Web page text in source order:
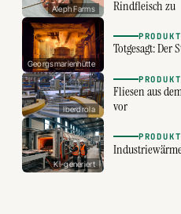
Aleph Farms
Rindfleisch zu
Georgsmarienhütte
Totgesagt: Der
Iberdrola
Fliesen aus
vor
KI-generiert